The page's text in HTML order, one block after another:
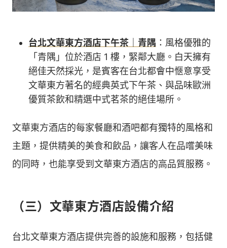
台北文華東方酒店下午茶｜青隅 ：風格優雅的
「青隅」位於酒店 1 樓，緊鄰大廳。白天擁有
絕佳天然採光，是賓客在台北都會中愜意享受
文華東方著名的經典英式下午茶、與品味歐洲
優質茶飲和精選中式茗茶的絕佳場所。
文華東方酒店的每家餐廳和酒吧都有獨特的風格和
主題，提供精美的美食和飲品，讓客人在品嚐美味
的同時，也能享受到文華東方酒店的高品質服務。
（三）文華東方酒店設備介紹
台北文華東方酒店提供完善的設施和服務，包括健